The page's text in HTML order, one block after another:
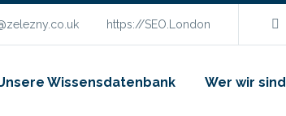
https://SEO.London
Wissensdatenbank Wer wir sind